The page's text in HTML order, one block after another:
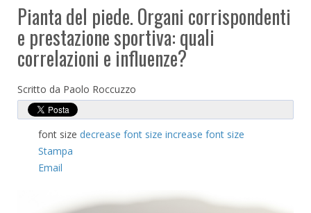
Pianta del piede. Organi corrispondenti
e prestazione sportiva: quali
correlazioni e influenze?
Scritto da Paolo Roccuzzo
font size decrease font size increase font size
Stampa
Email